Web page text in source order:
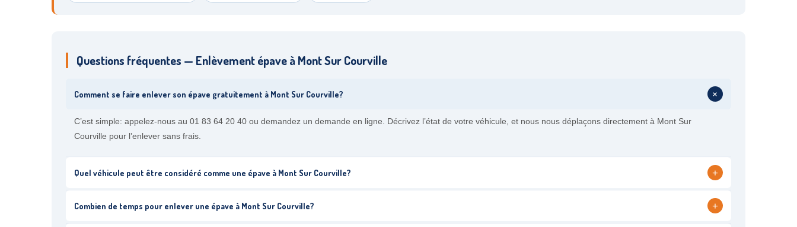
Questions fréquentes — Enlèvement épave à Mont Sur Courville
Comment se faire enlever son épave gratuitement à Mont Sur Courville? +
C’est simple: appelez-nous au 01 83 64 20 40 ou demandez un demande en ligne. Décrivez l’état de votre véhicule, et nous nous déplaçons directement à Mont Sur
Courville pour l’enlever sans frais.
Quel véhicule peut être considéré comme une épave à Mont Sur Courville? +
Combien de temps pour enlever une épave à Mont Sur Courville? +